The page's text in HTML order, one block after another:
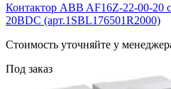
Контактор ABB AF16Z-22-00-20
20BDC (арт.1SBL176501R2000)
Cтоимость уточняйте у
Под заказ